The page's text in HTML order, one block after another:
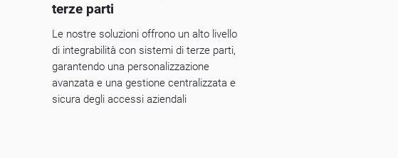
terze parti
Le nostre soluzioni offrono un alto livello
di integrabilità con sistemi di terze parti,
garantendo una personalizzazione
avanzata e una gestione centralizzata e
sicura degli accessi aziendali